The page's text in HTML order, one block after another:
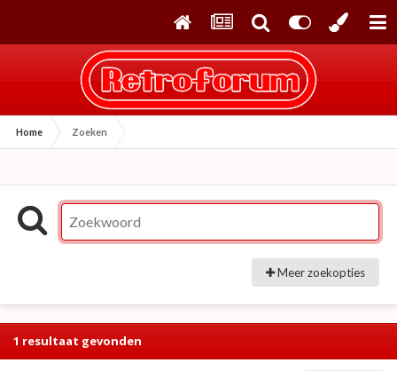
Home Zoeken
Meer zoekopties
1 resultaat gevonden